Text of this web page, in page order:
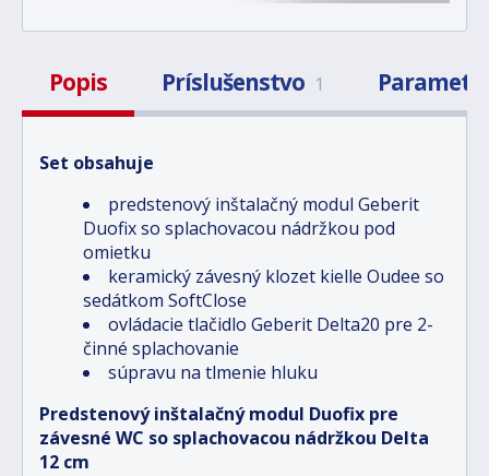
Popis Príslušenstvo 1
Set obsahuje
predstenový inštalačný modul Geberit
Duofix so splachovacou nádržkou pod
omietku
keramický závesný klozet kielle Oudee so
sedátkom SoftClose
ovládacie tlačidlo Geberit Delta20 pre 2-
činné splachovanie
súpravu na tlmenie hluku
Predstenový inštalačný modul Duofix pre
závesné WC so splachovacou nádržkou Delta
12 cm